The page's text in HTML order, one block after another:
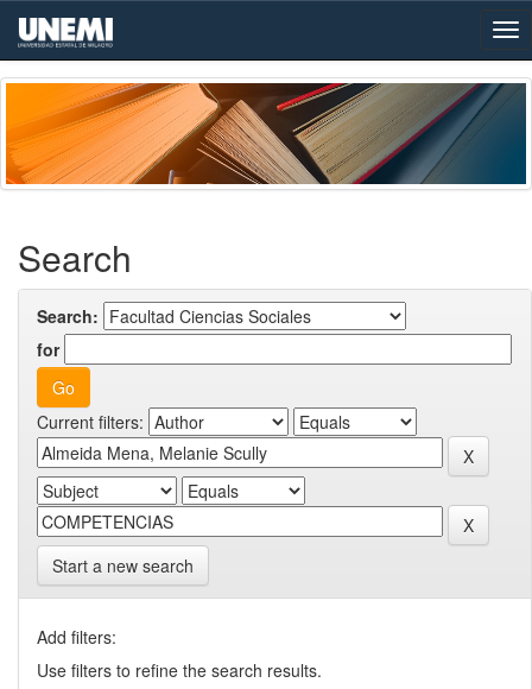
Skip
navigation
Search
Search:
for
Current filters:
Start a new search
Add filters:
Use filters to refine the search results.